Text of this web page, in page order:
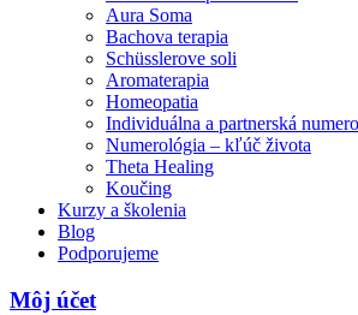
Aura Soma
Bachova terapia
Schüsslerove soli
Aromaterapia
Homeopatia
Individuálna a partnerská
Numerológia – kľúč života
Theta Healing
Koučing
Kurzy a školenia
Blog
Podporujeme
Môj účet